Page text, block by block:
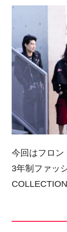
今回はフロン
3年制ファッ